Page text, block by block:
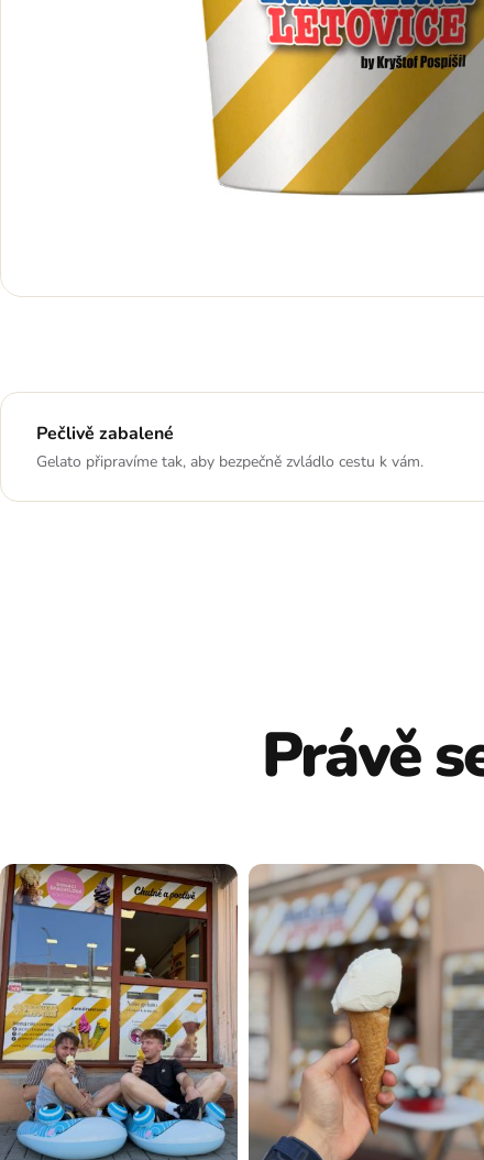
Pečlivě zabalené
Gelato připravíme tak, aby bezpečně zvládlo cestu k vám.
Právě